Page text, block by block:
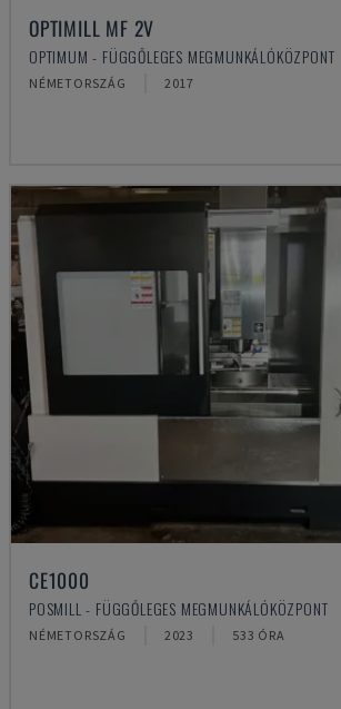
OPTIMILL MF 2V
OPTIMUM - FÜGGŐLEGES MEGMUNKÁLÓKÖZPONT
NÉMETORSZÁG 2017
CE1000
POSMILL - FÜGGŐLEGES MEGMUNKÁLÓKÖZPONT
NÉMETORSZÁG 2023 533 ÓRA